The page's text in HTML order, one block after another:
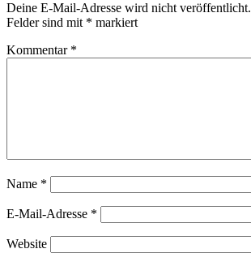
Deine E-Mail-Adresse wird nicht veröffentlicht.
Felder sind mit * markiert
Kommentar *
Name *
E-Mail-Adresse *
Website